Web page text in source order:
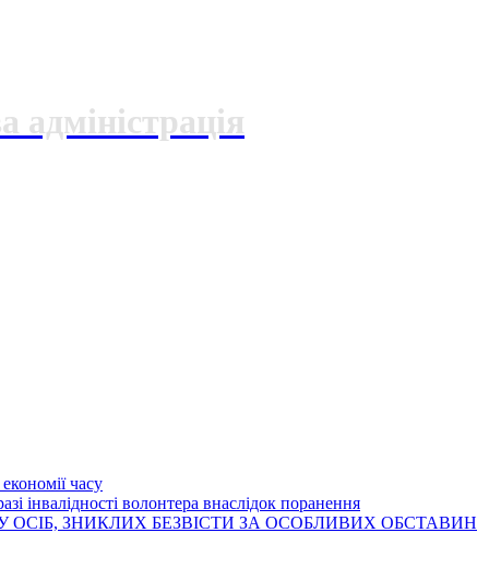
адміністрація
часу
інвалідності волонтера внаслідок поранення
ЗНИКЛИХ БЕЗВІСТИ ЗА ОСОБЛИВИХ ОБСТАВИН